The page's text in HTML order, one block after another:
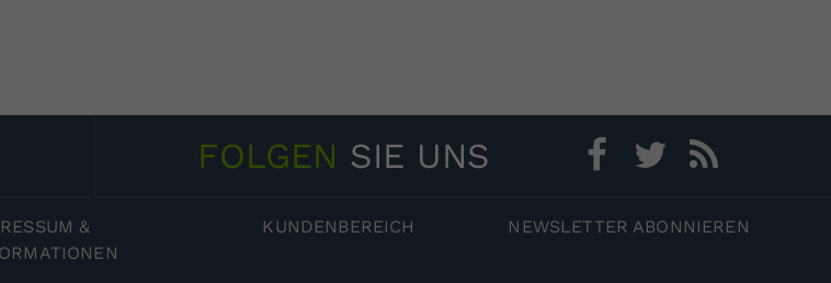
FOLGEN SIE UNS FacebookTwitter
&
KUNDENBEREICH NEWSLETTER ABONNIEREN